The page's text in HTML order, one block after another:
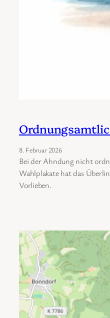
8. Februar 2026
Bei der Ahndung nicht
Wahlplakate hat das
Vorlieben.